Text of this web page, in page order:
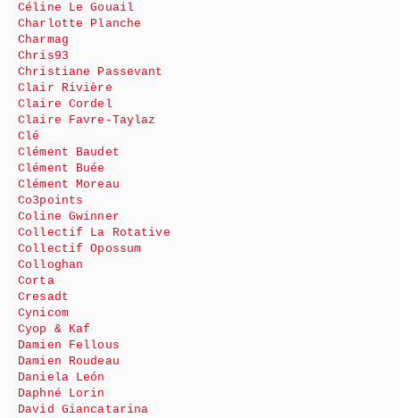
Céline Le Gouail
Charlotte Planche
Charmag
Chris93
Christiane Passevant
Clair Rivière
Claire Cordel
Claire Favre-Taylaz
Clé
Clément Baudet
Clément Buée
Clément Moreau
Co3points
Coline Gwinner
Collectif La Rotative
Collectif Opossum
Colloghan
Corta
Cresadt
Cynicom
Cyop & Kaf
Damien Fellous
Damien Roudeau
Daniela León
Daphné Lorin
David Giancatarina